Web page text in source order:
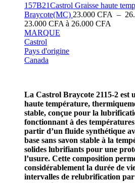
157B21Castrol Graisse haute
Braycote(MC) 23.000 CFA –
23.000 CFA à 26.000 CFA
MARQUE
Castrol
Pays d'origine
Canada
La Castrol Braycote 2115-2 est
haute température,
stable, conçue pour la
fonctionnant à des
partir d’un fluide synthétique
base sans savon stable à la
solides lubrifiants pour une
l’usure. Cette composition
considérablement la durée de
intervalles de relubrification